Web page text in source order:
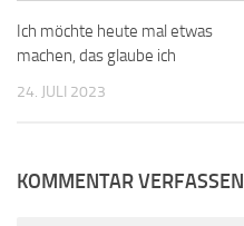
Ich möchte heute mal etwas
machen, das glaube ich
24. JULI 2023
KOMMENTAR VERFASSEN